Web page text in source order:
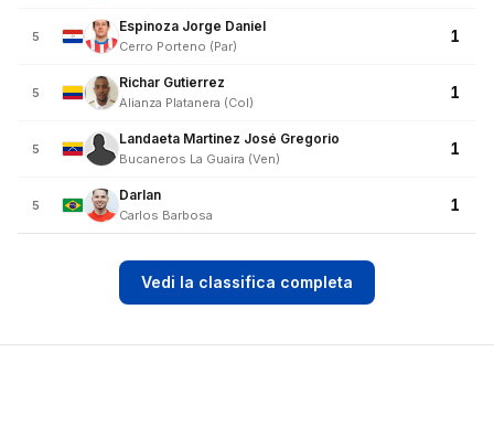
5
Espinoza Jorge Daniel
Cerro Porteno (Par)
1
5
Richar Gutierrez
Alianza Platanera (Col)
1
5
Landaeta Martinez José Gregorio
Bucaneros La Guaira (Ven)
1
5
Darlan
Carlos Barbosa
1
Vedi la classifica completa